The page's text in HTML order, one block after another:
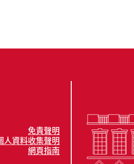
免責聲明
人資料收集聲明
網頁指南